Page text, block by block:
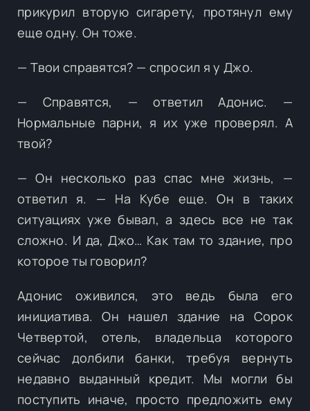
прикурил вторую сигарету, протянул ему
еще одну. Он тоже.
— Твои справятся? — спросил я у Джо.
— Справятся, — ответил Адонис. —
Нормальные парни, я их уже проверял. А
твой?
— Он несколько раз спас мне жизнь, —
ответил я. — На Кубе еще. Он в таких
ситуациях уже бывал, а здесь все не так
сложно. И да, Джо… Как там то здание, про
которое ты говорил?
Адонис оживился, это ведь была его
инициатива. Он нашел здание на Сорок
Четвертой, отель, владельца которого
сейчас долбили банки, требуя вернуть
недавно выданный кредит. Мы могли бы
поступить иначе, просто предложить ему